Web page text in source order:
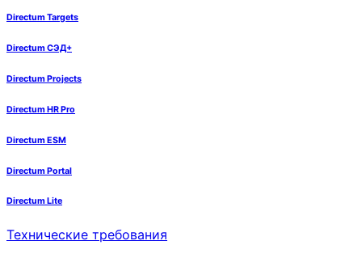
Directum Targets
Directum СЭД+
Directum Projects
Directum HR Pro
Directum ESM
Directum Portal
Directum Lite
Технические требования